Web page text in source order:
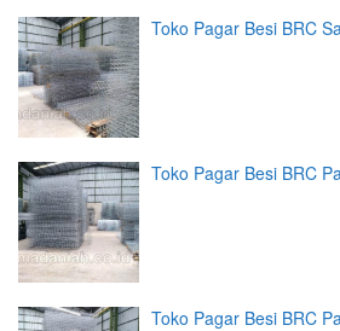
Toko Pagar Besi BRC
Toko Pagar Besi BRC
Toko Pagar Besi BRC